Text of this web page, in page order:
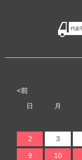
<前
日 月
2 3
9 10